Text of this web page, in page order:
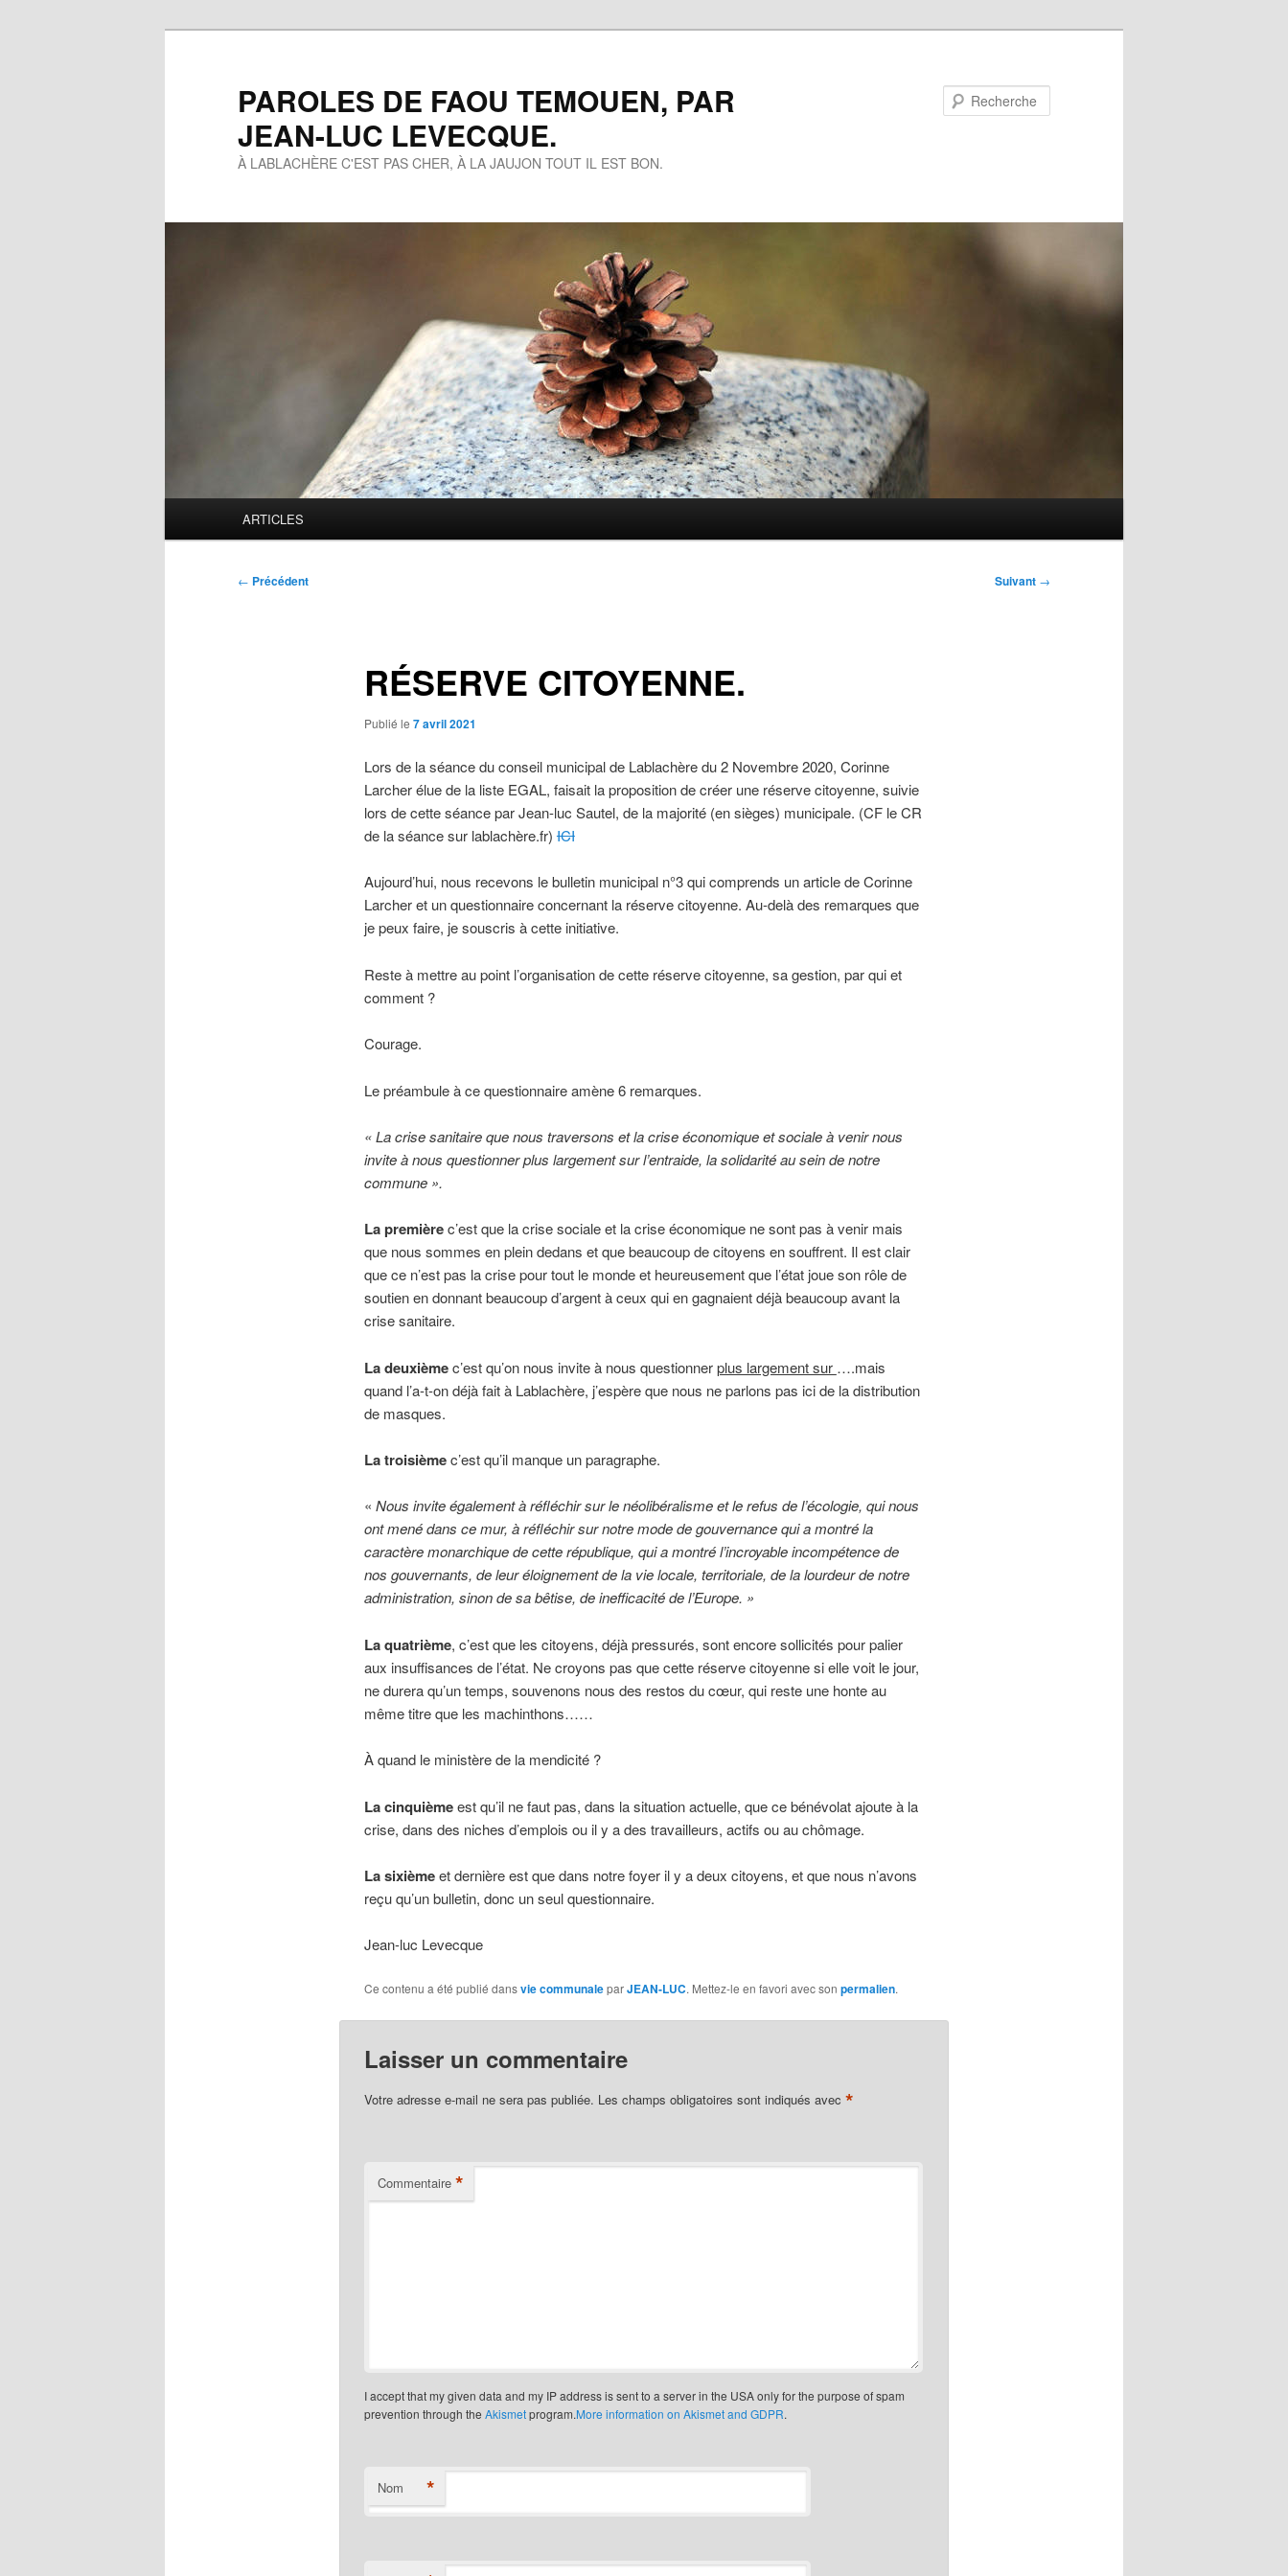
PAROLES DE FAOU TEMOUEN, PAR
JEAN-LUC LEVECQUE.
À LABLACHÈRE C'EST PAS CHER, À LA JAUJON TOUT IL EST BON.
ARTICLES
Navigation
← Précédent Suivant →
RÉSERVE CITOYENNE.
Publié le 7 avril 2021
Lors de la séance du conseil municipal de Lablachère du 2 Novembre 2020, Corinne
Larcher élue de la liste EGAL, faisait la proposition de créer une réserve citoyenne, suivie
lors de cette séance par Jean-luc Sautel, de la majorité (en sièges) municipale. (CF le CR
de la séance sur lablachère.fr)ICI
Aujourd’hui, nous recevons le bulletin municipal n°3 qui comprends un article de Corinne
Larcher et un questionnaire concernant la réserve citoyenne. Au-delà des remarques que
je peux faire, je souscris à cette initiative.
Reste à mettre au point l’organisation de cette réserve citoyenne, sa gestion, par qui et
comment ?
Courage.
Le préambule à ce questionnaire amène 6 remarques.
« La crise sanitaire que nous traversons et la crise économique et sociale à venir nous
invite à nous questionner plus largement sur l’entraide, la solidarité au sein de notre
commune ».
La premièrec’est que la crise sociale et la crise économique ne sont pas à venir mais
que nous sommes en plein dedans et que beaucoup de citoyens en souffrent. Il est clair
que ce n’est pas la crise pour tout le monde et heureusement que l’état joue son rôle de
soutien en donnant beaucoup d’argent à ceux qui en gagnaient déjà beaucoup avant la
crise sanitaire.
La deuxièmec’est qu’on nous invite à nous questionnerplus largement sur ….mais
quand l’a-t-on déjà fait à Lablachère, j’espère que nous ne parlons pas ici de la distribution
de masques.
La troisièmec’est qu’il manque un paragraphe.
« Nous invite également à réfléchir sur le néolibéralisme et le refus de l’écologie, qui nous
ont mené dans ce mur, à réfléchir sur notre mode de gouvernance qui a montré la
caractère monarchique de cette république, qui a montré l’incroyable incompétence de
nos gouvernants, de leur éloignement de la vie locale, territoriale, de la lourdeur de notre
administration, sinon de sa bêtise, deinefficacitéde l’Europe. »
La quatrième, c’est que les citoyens, déjà pressurés, sont encore sollicités pour palier
aux insuffisances de l’état. Ne croyons pas que cette réserve citoyenne si elle voit le jour,
ne durera qu’un temps, souvenons nous des restos du cœur, qui reste une honte au
même titre que les machinthons……
À quand le ministère de la mendicité ?
La cinquièmeest qu’il ne faut pas, dans la situation actuelle, que ce bénévolat ajoute à la
crise, dans des niches d’emplois ou il y a des travailleurs, actifs ou au chômage.
La sixièmeet dernière est que dans notre foyer il y a deux citoyens, et que nous n’avons
reçu qu’un bulletin, donc un seul questionnaire.
Jean-luc Levecque
Ce contenu a été publié dansvie communaleparJEAN-LUC. Mettez-le en favori avec son permalien.
Laisser un commentaire
Votre adresse e-mail ne sera pas publiée. Les champs obligatoires sont indiqués avec *
Commentaire *
I accept that my given data and my IP address is sent to a server in the USA only for the purpose of spam
prevention through the Akismetprogram.More information on Akismet and GDPR.
Nom *